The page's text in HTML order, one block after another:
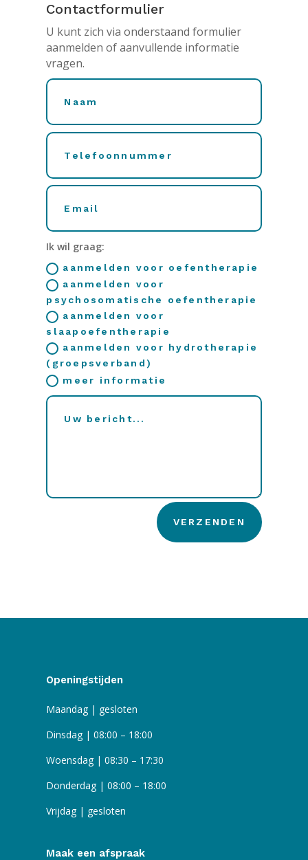
Contactformulier
U kunt zich via onderstaand formulier
aanmelden of aanvullende informatie
vragen.
Ik wil graag:
aanmelden voor oefentherapie
aanmelden voor
psychosomatische oefentherapie
aanmelden voor
slaapoefentherapie
aanmelden voor hydrotherapie
(groepsverband)
meer informatie
VERZENDEN
Openingstijden
Maandag | gesloten
Dinsdag | 08:00 – 18:00
Woensdag | 08:30 – 17:30
Donderdag | 08:00 – 18:00
Vrijdag | gesloten
Maak een afspraak